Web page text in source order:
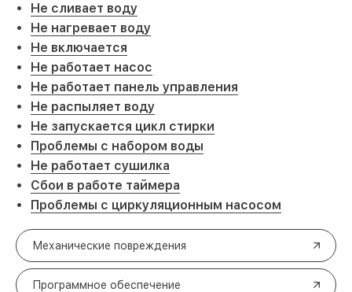
Не сливает воду
Не нагревает воду
Не включается
Не работает насос
Не работает панель управления
Не распыляет воду
Не запускается цикл стирки
Проблемы с набором воды
Не работает сушилка
Сбои в работе таймера
Проблемы с циркуляционным насосом
Механические повреждения
Программное обеспечение